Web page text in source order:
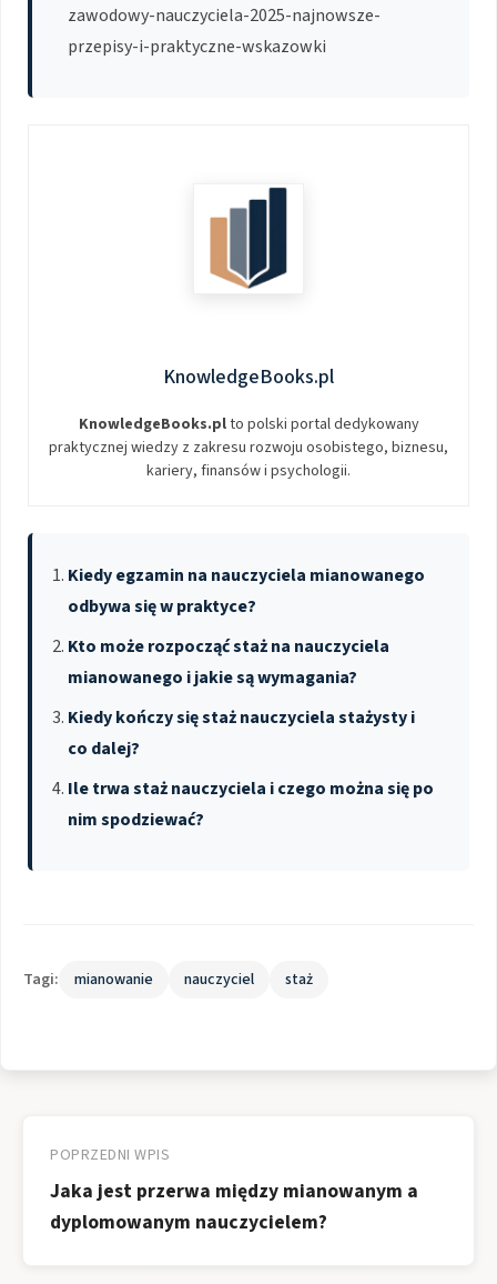
zawodowy-nauczyciela-2025-najnowsze-
przepisy-i-praktyczne-wskazowki
KnowledgeBooks.pl
KnowledgeBooks.plto polski portal dedykowany
praktycznej wiedzy z zakresu rozwoju osobistego, biznesu,
kariery, finansów i psychologii.
Kiedy egzamin na nauczyciela mianowanego
odbywa się w praktyce?
Kto może rozpocząć staż na nauczyciela
mianowanego i jakie są wymagania?
Kiedy kończy się staż nauczyciela stażysty i
co dalej?
Ile trwa staż nauczyciela i czego można się po
nim spodziewać?
Tagi: mianowanie nauczyciel staż
wpisu
POPRZEDNI WPIS
Jaka jest przerwa między mianowanym a
dyplomowanym nauczycielem?